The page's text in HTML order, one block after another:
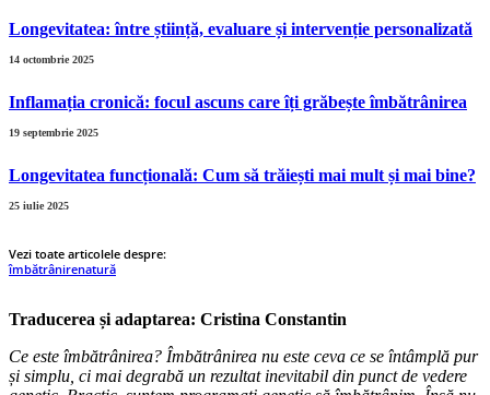
Longevitatea: între știință, evaluare și intervenție personalizată
14 octombrie 2025
Inflamația cronică: focul ascuns care îți grăbește îmbătrânirea
19 septembrie 2025
Longevitatea funcțională: Cum să trăiești mai mult și mai bine?
25 iulie 2025
Vezi toate articolele despre:
îmbătrânirenatură
Traducerea și adaptarea: Cristina Constantin
Ce este îmbătrânirea? Îmbătrânirea nu este ceva ce se întâmplă pur
și simplu, ci mai degrabă un rezultat inevitabil din punct de vedere